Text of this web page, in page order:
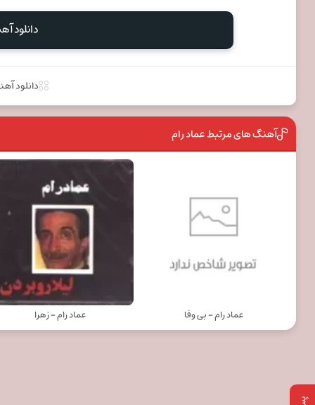
دانلود
دانلود
آهنگ های مرتبط عماد رام
عماد رام - بی وفا عماد رام - زهرا